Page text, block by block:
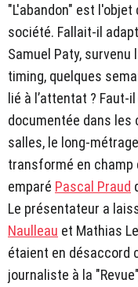
"L'abandon" est
société. Fallait-il
Samuel Paty, survenu
timing, quelques
lié à l’attentat ?
documentée dans les
salles, le long-
transformé en champ
emparé Pascal Praud
Le présentateur a
Naulleau et Mathias
étaient en désaccord
journaliste à la